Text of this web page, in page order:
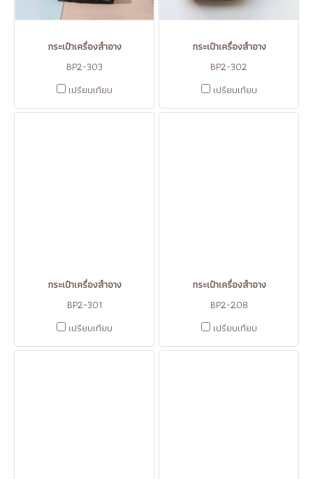
กระเป๋าเครื่องสำอาง
BP2-303
เปรียบเทียบ
กระเป๋าเครื่องสำอาง
BP2-302
เปรียบเทียบ
กระเป๋าเครื่องสำอาง
BP2-301
เปรียบเทียบ
กระเป๋าเครื่องสำอาง
BP2-208
เปรียบเทียบ